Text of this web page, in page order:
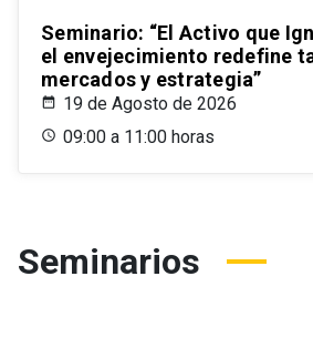
Seminario: “El Activo que
el envejecimiento redefine
mercados y estrategia”
19 de Agosto de 2026
09:00 a 11:00 horas
Seminarios